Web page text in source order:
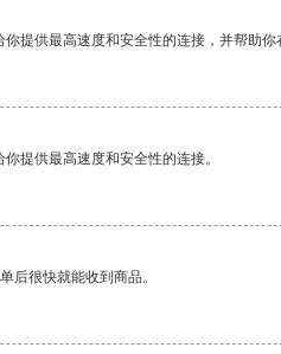
提供最高速度和安全性的连接，并帮助你
提供最高速度和安全性的连接。
后很快就能收到商品。